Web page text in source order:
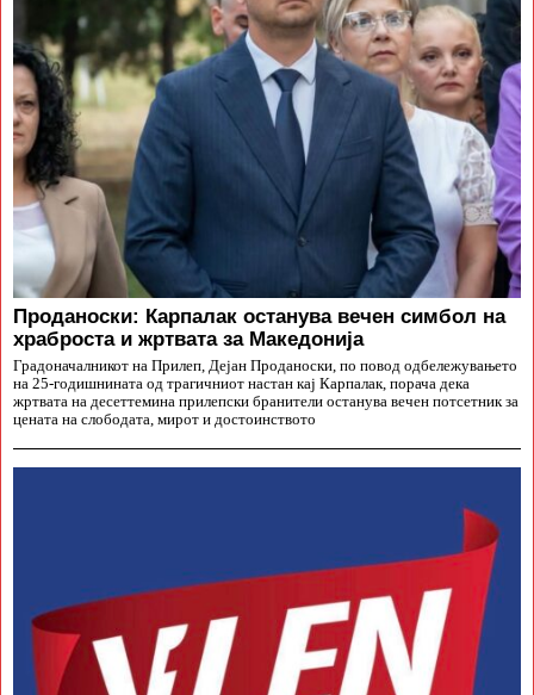
Проданоски: Карпалак останува вечен симбол на
храброста и жртвата за Македонија
Градоначалникот на Прилеп, Дејан Проданоски, по повод одбележувањето
на 25-годишнината од трагичниот настан кај Карпалак, порача дека
жртвата на десеттемина прилепски бранители останува вечен потсетник за
цената на слободата, мирот и достоинството